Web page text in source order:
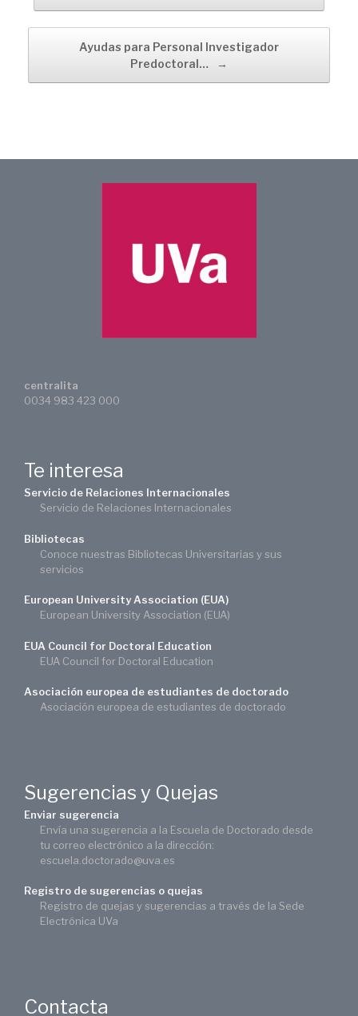
Ayudas para Personal Investigador
Predoctoral…
→
centralita
0034 983 423 000
Te interesa
Servicio de Relaciones Internacionales
Servicio de Relaciones Internacionales
Bibliotecas
Conoce nuestras Bibliotecas Universitarias y sus
servicios
European University Association (EUA)
European University Association (EUA)
EUA Council for Doctoral Education
EUA Council for Doctoral Education
Asociación europea de estudiantes de doctorado
Asociación europea de estudiantes de doctorado
Sugerencias y Quejas
Enviar sugerencia
Envía una sugerencia a la Escuela de Doctorado desde
tu correo electrónico a la dirección:
escuela.doctorado@uva.es
Registro de sugerencias o quejas
Registro de quejas y sugerencias a través de la Sede
Electrónica UVa
Contacta